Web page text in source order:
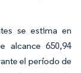
se estima en
alcance 650,94
el período de